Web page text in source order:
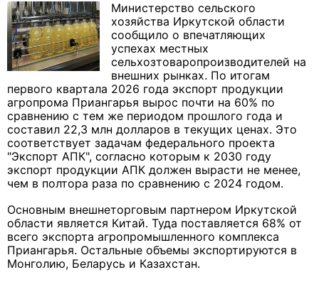
Министерство сельского
хозяйства Иркутской области
сообщило о впечатляющих
успехах местных
сельхозтоваропроизводителей на
внешних рынках. По итогам
первого квартала 2026 года экспорт продукции
агропрома Приангарья вырос почти на 60% по
сравнению с тем же периодом прошлого года и
составил 22,3 млн долларов в текущих ценах. Это
соответствует задачам федерального проекта
"Экспорт АПК", согласно которым к 2030 году
экспорт продукции АПК должен вырасти не менее,
чем в полтора раза по сравнению с 2024 годом.
Основным внешнеторговым партнером Иркутской
области является Китай. Туда поставляется 68% от
всего экспорта агропромышленного комплекса
Приангарья. Остальные объемы экспортируются в
Монголию, Беларусь и Казахстан.